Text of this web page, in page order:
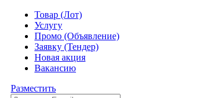
Товар (Лот)
Услугу
Промо (Объявление)
Заявку (Тендер)
Новая акция
Вакансию
Разместить